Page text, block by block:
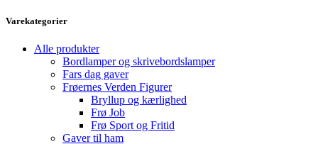
Varekategorier
Alle produkter
Bordlamper og skrivebordslamper
Fars dag gaver
Frøernes Verden Figurer
Bryllup og kærlighed
Frø Job
Frø Sport og Fritid
Gaver til ham